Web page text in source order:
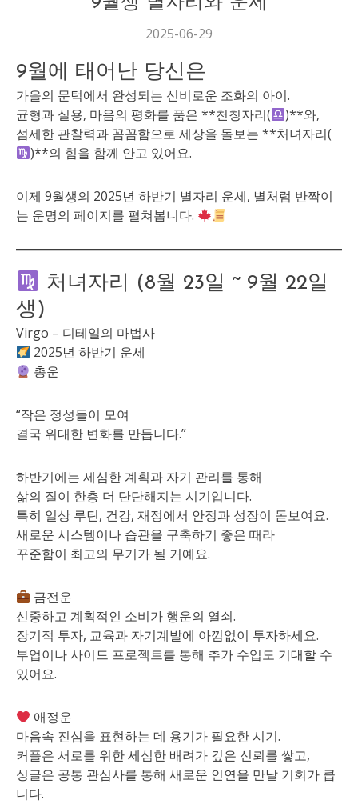
2025-06-29
9월에 태어난 당신은
가을의 문턱에서 완성되는 신비로운 조화의 아이.
균형과 실용, 마음의 평화를 품은 **천칭자리(
)**와,
섬세한 관찰력과 꼼꼼함으로 세상을 돌보는 **처녀자리(
)**의 힘을 함께 안고 있어요.
이제 9월생의 2025년 하반기 별자리 운세, 별처럼 반짝이
는 운명의 페이지를 펼쳐봅니다.
처녀자리 (8월 23일 ~ 9월 22일
생)
Virgo – 디테일의 마법사
2025년 하반기 운세
총운
“작은 정성들이 모여
결국 위대한 변화를 만듭니다.”
하반기에는 세심한 계획과 자기 관리를 통해
삶의 질이 한층 더 단단해지는 시기입니다.
특히 일상 루틴, 건강, 재정에서 안정과 성장이 돋보여요.
새로운 시스템이나 습관을 구축하기 좋은 때라
꾸준함이 최고의 무기가 될 거예요.
금전운
신중하고 계획적인 소비가 행운의 열쇠.
장기적 투자, 교육과 자기계발에 아낌없이 투자하세요.
부업이나 사이드 프로젝트를 통해 추가 수입도 기대할 수
있어요.
애정운
마음속 진심을 표현하는 데 용기가 필요한 시기.
커플은 서로를 위한 세심한 배려가 깊은 신뢰를 쌓고,
싱글은 공통 관심사를 통해 새로운 인연을 만날 기회가 큽
니다.